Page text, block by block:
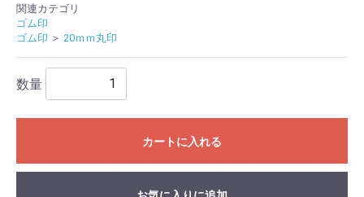
関連カテゴリ
ゴム印
ゴム印 ＞ 20ｍｍ丸印
数量
カートに入れる